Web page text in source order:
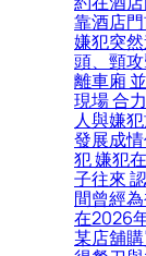
靠酒店
嫌犯突
頭、頸
離車廂
現場 合
人與嫌
發展成
犯 嫌犯
子往來
間曾經
在2026
某店舖